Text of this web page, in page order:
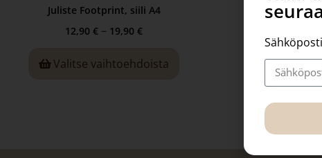
Juliste Footprint, siili A4
12,90 € – 19,90 €
Valitse vaihtoehdoista